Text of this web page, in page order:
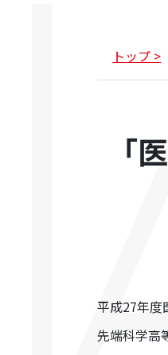
トップ
「
平成27年度
先端科学高